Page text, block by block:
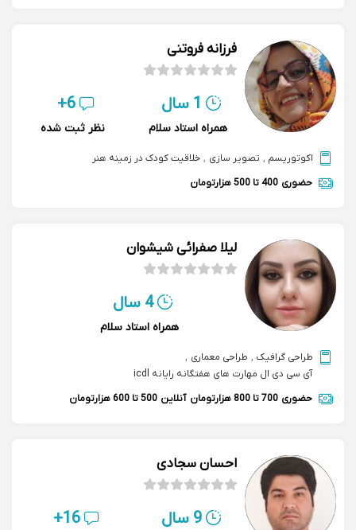
فرزانه فروتنی
1 سال
همراه استاد سلام
6+
نظر ثبت شده
اکوتوریسم , تصویر سازی , خلاقیت کودک در زمینه هنر
حضوری 400 تا 500 هزارتومان
لیلا صفرائی شیشوان
4 سال
همراه استاد سلام
طراحی گرافیک , طراحی معماری ,
آی سی دی ال مهارت های هفتگانه رایانه icdl
حضوری 700 تا 800 هزارتومان آنلاین 500 تا 600 هزارتومان
احسان سجادی
9 سال 16+